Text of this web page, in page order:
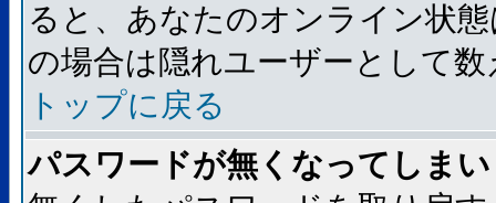
ると、あなたのオンライン状
の場合は隠れユーザーとして
トップに戻る
パスワードが無くなってしま